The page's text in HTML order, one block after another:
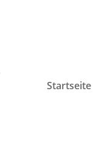
Startseite